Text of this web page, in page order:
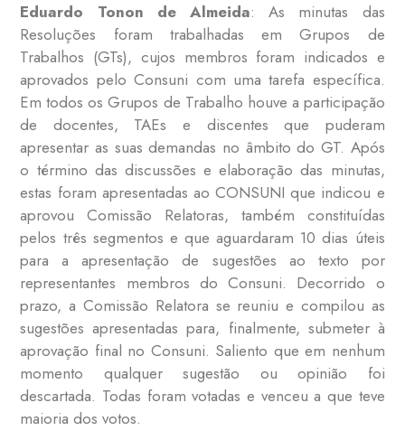
Eduardo Tonon de Almeida: As minutas das
Resoluções foram trabalhadas em Grupos de
Trabalhos (GTs), cujos membros foram indicados e
aprovados pelo Consuni com uma tarefa específica.
Em todos os Grupos de Trabalho houve a participação
de docentes, TAEs e discentes que puderam
apresentar as suas demandas no âmbito do GT. Após
o término das discussões e elaboração das minutas,
estas foram apresentadas ao CONSUNI que indicou e
aprovou Comissão Relatoras, também constituídas
pelos três segmentos e que aguardaram 10 dias úteis
para a apresentação de sugestões ao texto por
representantes membros do Consuni. Decorrido o
prazo, a Comissão Relatora se reuniu e compilou as
sugestões apresentadas para, finalmente, submeter à
aprovação final no Consuni. Saliento que em nenhum
momento qualquer sugestão ou opinião foi
descartada. Todas foram votadas e venceu a que teve
maioria dos votos.